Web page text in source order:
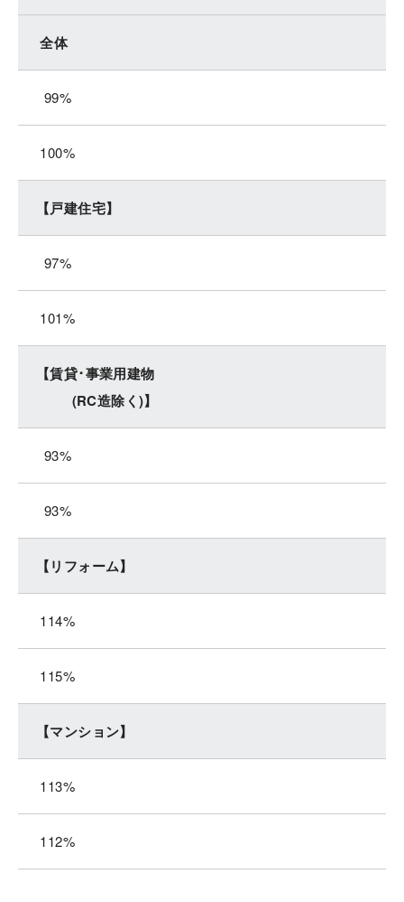
全体
99%
100%
【戸建住宅】
97%
101%
【賃貸･事業用建物
(RC造除く)】
93%
93%
【リフォーム】
114%
115%
【マンション】
113%
112%